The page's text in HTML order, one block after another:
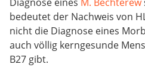
bedeutet der Nachweis von
nicht die Diagnose eines
auch völlig kerngesunde
B27 gibt.